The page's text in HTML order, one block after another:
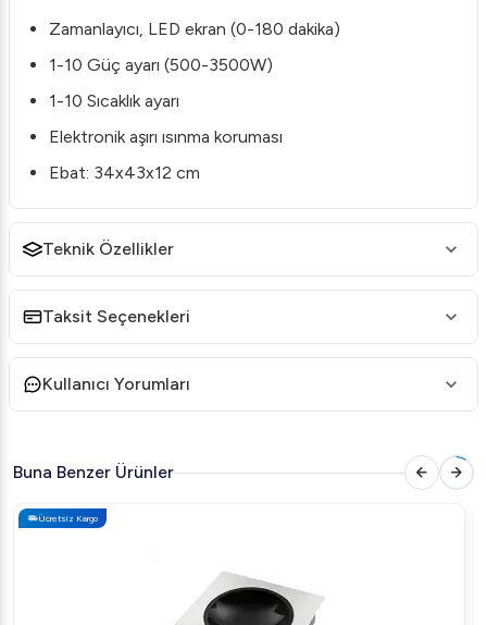
Zamanlayıcı, LED ekran (0-180 dakika)
1-10 Güç ayarı (500-3500W)
1-10 Sıcaklık ayarı
Elektronik aşırı ısınma koruması
Ebat: 34x43x12 cm
Teknik Özellikler
Taksit Seçenekleri
Kullanıcı Yorumları
Buna Benzer Ürünler
Ücretsiz Kargo